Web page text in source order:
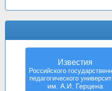
Известия
Российского
педагогического
им. А.И. Герцена